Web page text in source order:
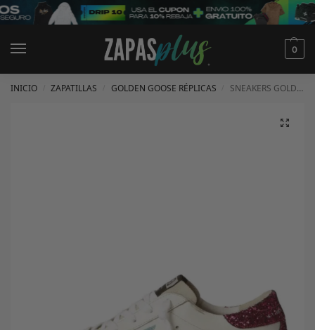
0
INICIO ZAPATILLAS GOLDEN GOOSE RÉPLICAS SNEAKERS GOLDEN GOOSE